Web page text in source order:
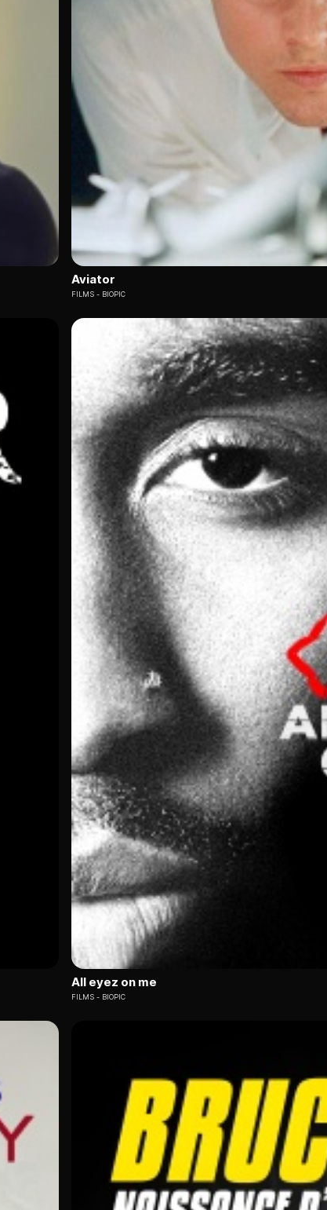
Aviator
FILMS BIOPIC
All eyez on me
FILMS BIOPIC